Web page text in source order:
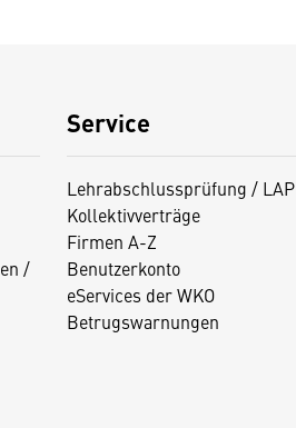
/
Service
Lehrabschlussprüfung / LAP
Kollektivverträge
Firmen A-Z
Benutzerkonto
eServices der WKO
Betrugswarnungen